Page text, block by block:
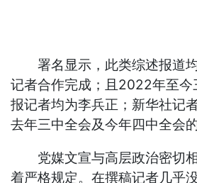
署名显示，此类综述报道均
记者合作完成；且2022年至今
报记者均为李兵正；新华社记
去年三中全会及今年四中全会
党媒文宣与高层政治密切
着严格规定。在撰稿记者几乎